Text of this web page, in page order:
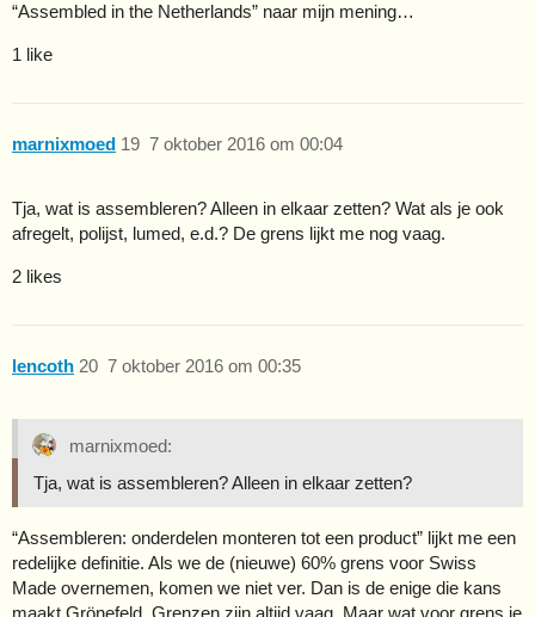
“Assembled in the Netherlands” naar mijn mening…
1 like
marnixmoed 7 oktober 2016 om 00:04
19
Tja, wat is assembleren? Alleen in elkaar zetten? Wat als je ook
afregelt, polijst, lumed, e.d.? De grens lijkt me nog vaag.
2 likes
lencoth 7 oktober 2016 om 00:35
20
marnixmoed:
Tja, wat is assembleren? Alleen in elkaar zetten?
“Assembleren: onderdelen monteren tot een product” lijkt me een
redelijke definitie. Als we de (nieuwe) 60% grens voor Swiss
Made overnemen, komen we niet ver. Dan is de enige die kans
maakt Grönefeld. Grenzen zijn altijd vaag. Maar wat voor grens je